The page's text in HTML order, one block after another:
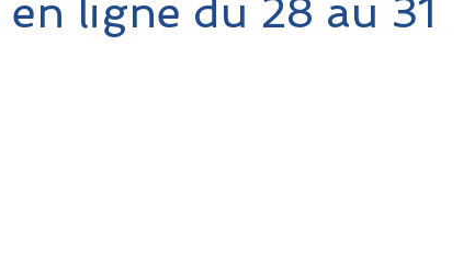
ligne du 28 au 31